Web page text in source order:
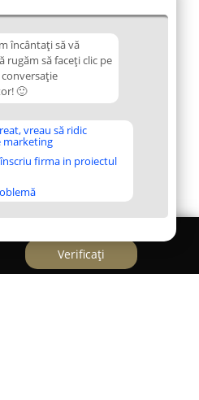
încântați să vă
rugăm să faceți clic pe
🙂
vreau să ridic
marketing
firma in proiectul
Verificați